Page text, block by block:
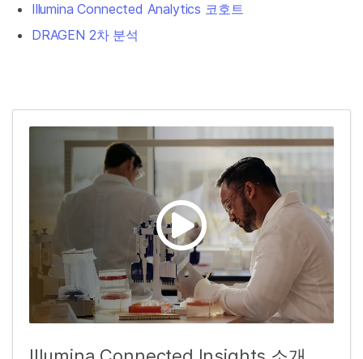
Illumina Connected Analytics 코호트
DRAGEN 2차 분석